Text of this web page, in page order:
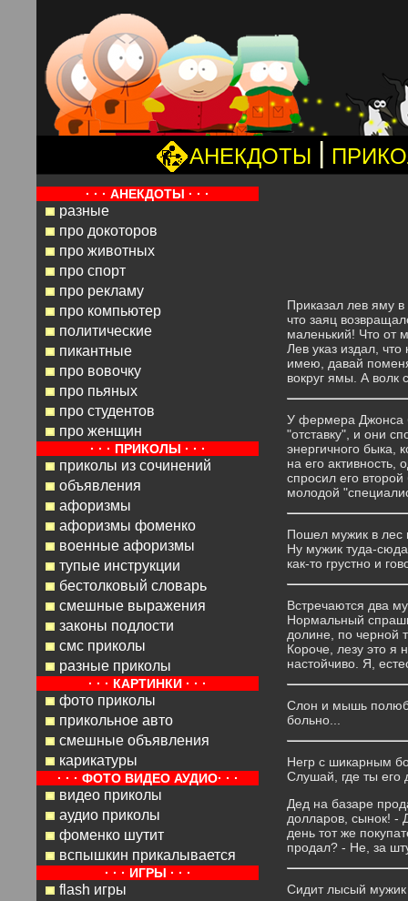
АНЕКДОТЫ |
· · · АНЕКДОТЫ · · ·
разные
про докоторов
про животных
про спорт
про рекламу
про компьютер
политические
пикантные
про вовочку
про пьяных
про студентов
про женщин
· · · ПРИКОЛЫ · · ·
приколы из сочинений
объявления
афоризмы
афоризмы фоменко
военные афоризмы
тупые инструкции
бестолковый словарь
смешные выражения
законы подлости
смс приколы
разные приколы
· · · КАРТИНКИ · · ·
фото приколы
прикольное авто
смешные объявления
карикатуры
· · · ФОТО ВИДЕО АУДИО· · ·
видео приколы
аудио приколы
фоменко шутит
вспышкин прикалывается
· · · ИГРЫ · · ·
flash игры
Приказал лев яму в
что заяц
маленький! Что от
Лев указ издал,
имею, давай
вокруг ямы. А волк
У фермера Джонса
"отставку", и они
энергичного быка,
на его
спросил его
молодой
Пошел мужик в лес
Ну мужик туда-
как-то грустно и
Встречаются два
Нормальный
долине, по черной
Короче, лезу это я
настойчиво. Я,
Слон и мышь
больно...
Негр с шикарным
Слушай, где ты его
Дед на базаре
долларов, сынок! -
день тот же
продал? - Не, за
Сидит лысый мужик